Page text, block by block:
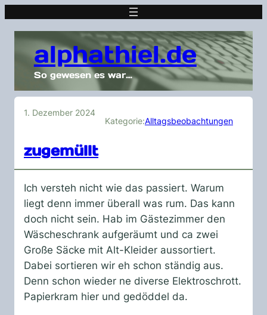
alphathiel.de
So gewesen es war…
1. Dezember 2024
Kategorie:Alltagsbeobachtungen
zugemüllt
Ich versteh nicht wie das passiert. Warum
liegt denn immer überall was rum. Das kann
doch nicht sein. Hab im Gästezimmer den
Wäscheschrank aufgeräumt und ca zwei
Große Säcke mit Alt-Kleider aussortiert.
Dabei sortieren wir eh schon ständig aus.
Denn schon wieder ne diverse Elektroschrott.
Papierkram hier und gedöddel da.